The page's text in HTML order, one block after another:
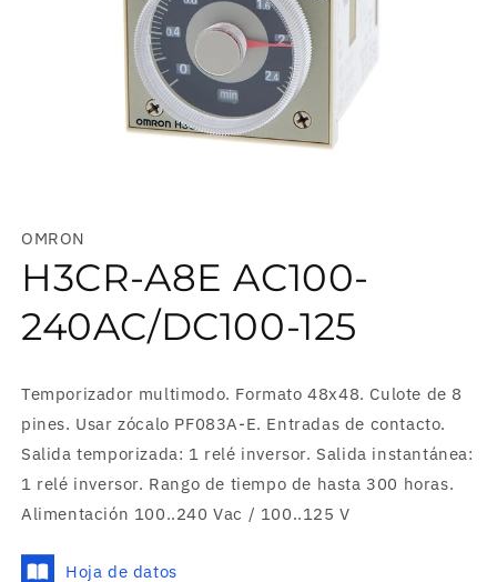
1
una
ventana
OMRON
H3CR-A8E AC100-
240AC/DC100-125
Temporizador multimodo. Formato 48x48. Culote de 8
pines. Usar zócalo PF083A-E. Entradas de contacto.
Salida temporizada: 1 relé inversor. Salida instantánea:
1 relé inversor. Rango de tiempo de hasta 300 horas.
Alimentación 100..240 Vac / 100..125 V
Hoja de datos